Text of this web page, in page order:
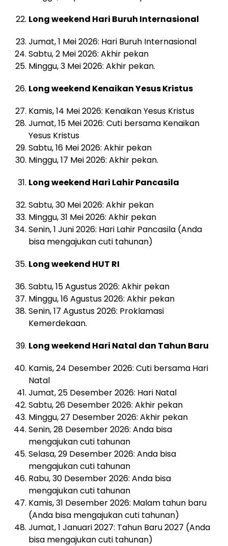
Long weekend Hari Buruh Internasional
Jumat, 1 Mei 2026: Hari Buruh Internasional
Sabtu, 2 Mei 2026: Akhir pekan
Minggu, 3 Mei 2026: Akhir pekan.
Long weekend Kenaikan Yesus Kristus
Kamis, 14 Mei 2026: Kenaikan Yesus Kristus
Jumat, 15 Mei 2026: Cuti bersama Kenaikan
Yesus Kristus
Sabtu, 16 Mei 2026: Akhir pekan
Minggu, 17 Mei 2026: Akhir pekan.
Long weekend Hari Lahir Pancasila
Sabtu, 30 Mei 2026: Akhir pekan
Minggu, 31 Mei 2026: Akhir pekan
Senin, 1 Juni 2026: Hari Lahir Pancasila (Anda
bisa mengajukan cuti tahunan)
Long weekend HUT RI
Sabtu, 15 Agustus 2026: Akhir pekan
Minggu, 16 Agustus 2026: Akhir pekan
Senin, 17 Agustus 2026: Proklamasi
Kemerdekaan.
Long weekend Hari Natal dan Tahun Baru
Kamis, 24 Desember 2026: Cuti bersama Hari
Natal
Jumat, 25 Desember 2026: Hari Natal
Sabtu, 26 Desember 2026: Akhir pekan
Minggu, 27 Desember 2026: Akhir pekan
Senin, 28 Desember 2026: Anda bisa
mengajukan cuti tahunan
Selasa, 29 Desember 2026: Anda bisa
mengajukan cuti tahunan
Rabu, 30 Desember 2026: Anda bisa
mengajukan cuti tahunan
Kamis, 31 Desember 2026: Malam tahun baru
(Anda bisa mengajukan cuti tahunan)
Jumat, 1 Januari 2027: Tahun Baru 2027 (Anda
bisa mengajukan cuti tahunan)